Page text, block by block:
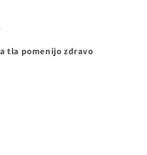
tla pomenijo zdravo